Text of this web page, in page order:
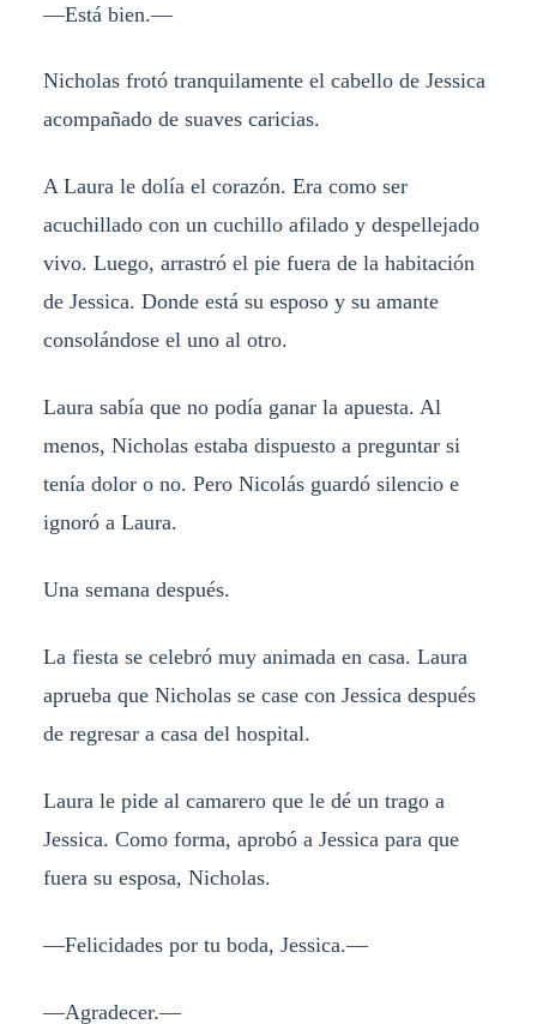
—Está bien.—
Nicholas frotó tranquilamente el cabello de Jessica
acompañado de suaves caricias.
A Laura le dolía el corazón. Era como ser
acuchillado con un cuchillo afilado y despellejado
vivo. Luego, arrastró el pie fuera de la habitación
de Jessica. Donde está su esposo y su amante
consolándose el uno al otro.
Laura sabía que no podía ganar la apuesta. Al
menos, Nicholas estaba dispuesto a preguntar si
tenía dolor o no. Pero Nicolás guardó silencio e
ignoró a Laura.
Una semana después.
La fiesta se celebró muy animada en casa. Laura
aprueba que Nicholas se case con Jessica después
de regresar a casa del hospital.
Laura le pide al camarero que le dé un trago a
Jessica. Como forma, aprobó a Jessica para que
fuera su esposa, Nicholas.
—Felicidades por tu boda, Jessica.—
—Agradecer.—